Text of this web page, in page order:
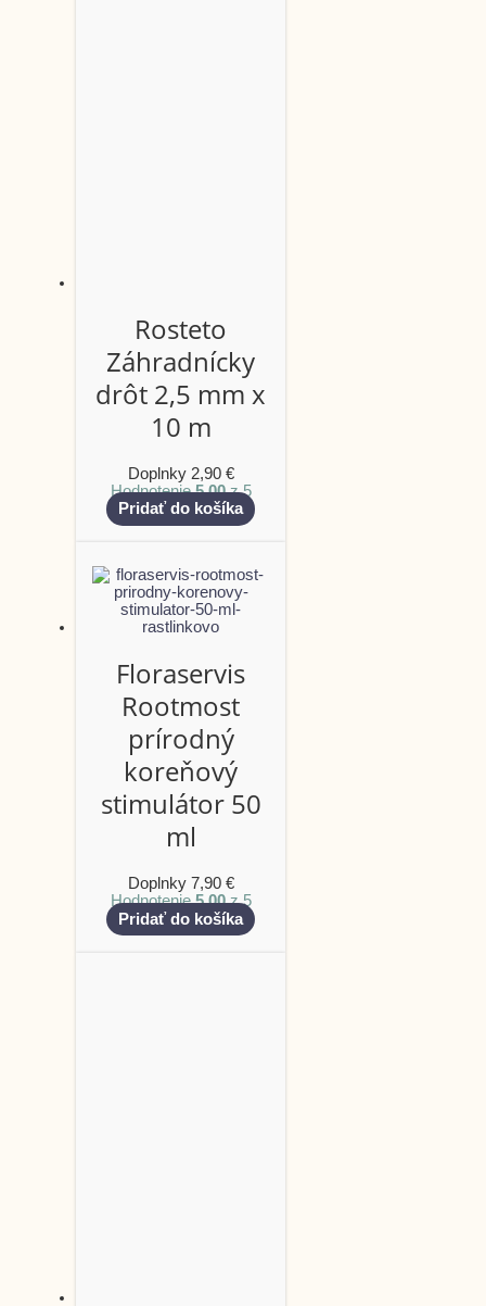
Rosteto
Záhradnícky
drôt 2,5 mm x
10 m
Doplnky 2,90 €
Hodnotenie5.00z 5
Pridať do košíka
Floraservis
Rootmost
prírodný
koreňový
stimulátor 50
ml
Doplnky 7,90 €
Hodnotenie5.00z 5
Pridať do košíka